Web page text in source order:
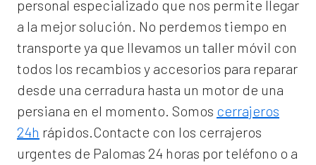
personal especializado que nos permite llegar
a la mejor solución. No perdemos tiempo en
transporte ya que llevamos un taller móvil con
todos los recambios y accesorios para reparar
desde una cerradura hasta un motor de una
persiana en el momento. Somos cerrajeros
24h rápidos.Contacte con los cerrajeros
urgentes de Palomas 24 horas por teléfono o a